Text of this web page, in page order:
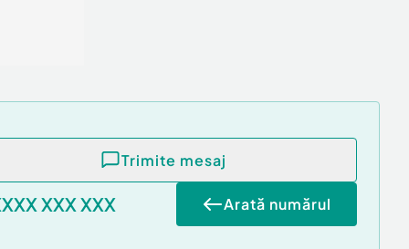
Trimite mesaj
XXX XXX Arată numărul